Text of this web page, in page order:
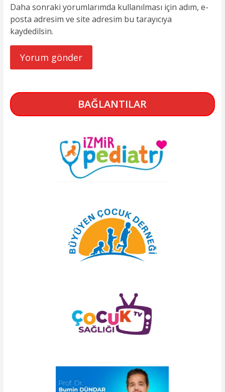
Daha sonraki yorumlarımda kullanılması için adım, e-
posta adresim ve site adresim bu tarayıcıya
kaydedilsin.
BAĞLANTILAR